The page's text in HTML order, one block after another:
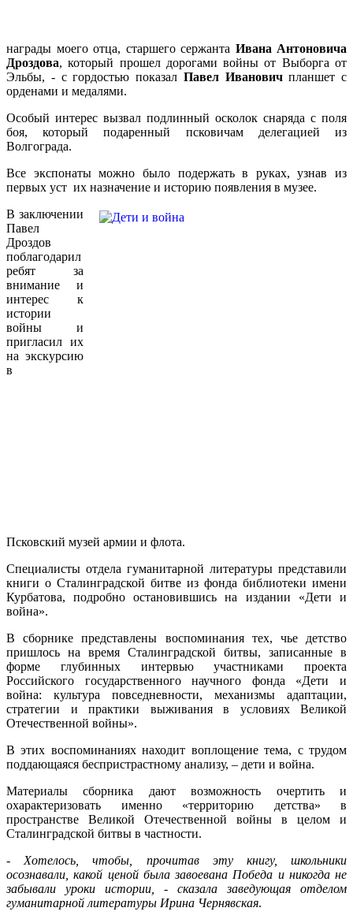
награды моего отца, старшего сержанта Ивана Антоновича
Дроздова, который прошел дорогами войны от Выборга от
Эльбы, - с гордостью показал Павел Ивановичпланшет с
орденами и медалями.
Особый интерес вызвал подлинный осколок снаряда с поля
боя, который подаренный псковичам делегацией из
Волгограда.
Все экспонаты можно было подержать в руках, узнав из
первых уст их назначение и историю появления в музее.
В заключении
Павел
Дроздов
поблагодарил
ребят за
внимание и
интерес к
истории
войны и
пригласил их
на экскурсию
в
Псковский музей армии и флота.
Специалисты отдела гуманитарной литературы представили
книги о Сталинградской битве из фонда библиотеки имени
Курбатова, подробно остановившись на издании «Дети и
война».
В сборнике представлены воспоминания тех, чье детство
пришлось на время Сталинградской битвы, записанные в
форме глубинных интервью участниками проекта
Российского государственного научного фонда «Дети и
война: культура повседневности, механизмы адаптации,
стратегии и практики выживания в условиях Великой
Отечественной войны».
В этих воспоминаниях находит воплощение тема, с трудом
поддающаяся беспристрастному анализу, – дети и война.
Материалы сборника дают возможность очертить и
охарактеризовать именно «территорию детства» в
пространстве Великой Отечественной войны в целом и
Сталинградской битвы в частности.
- Хотелось, чтобы, прочитав эту книгу, школьники
осознавали, какой ценой была завоевана Победа и никогда не
забывали уроки истории, - сказала заведующая отделом
гуманитарной литературы Ирина Чернявская.